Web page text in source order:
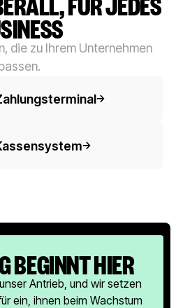
die zu Ihrem Unternehmen
BEGINNT HIER
Antrieb, und wir setzen
ein, ihnen beim Wachstum